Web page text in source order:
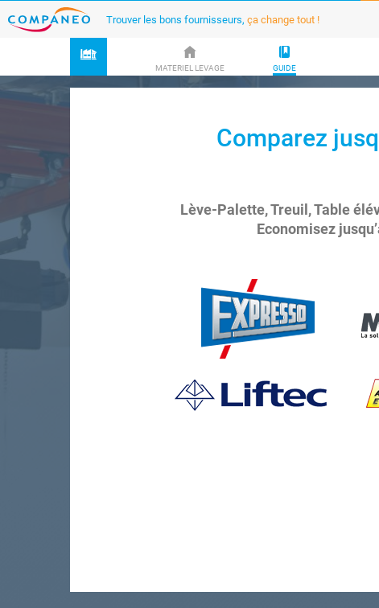
Trouver les bons fournisseurs, ça change tout !
MATERIEL LEVAGE GUIDE
Comparez
Lève-Palette, Treuil, Table
Economisez